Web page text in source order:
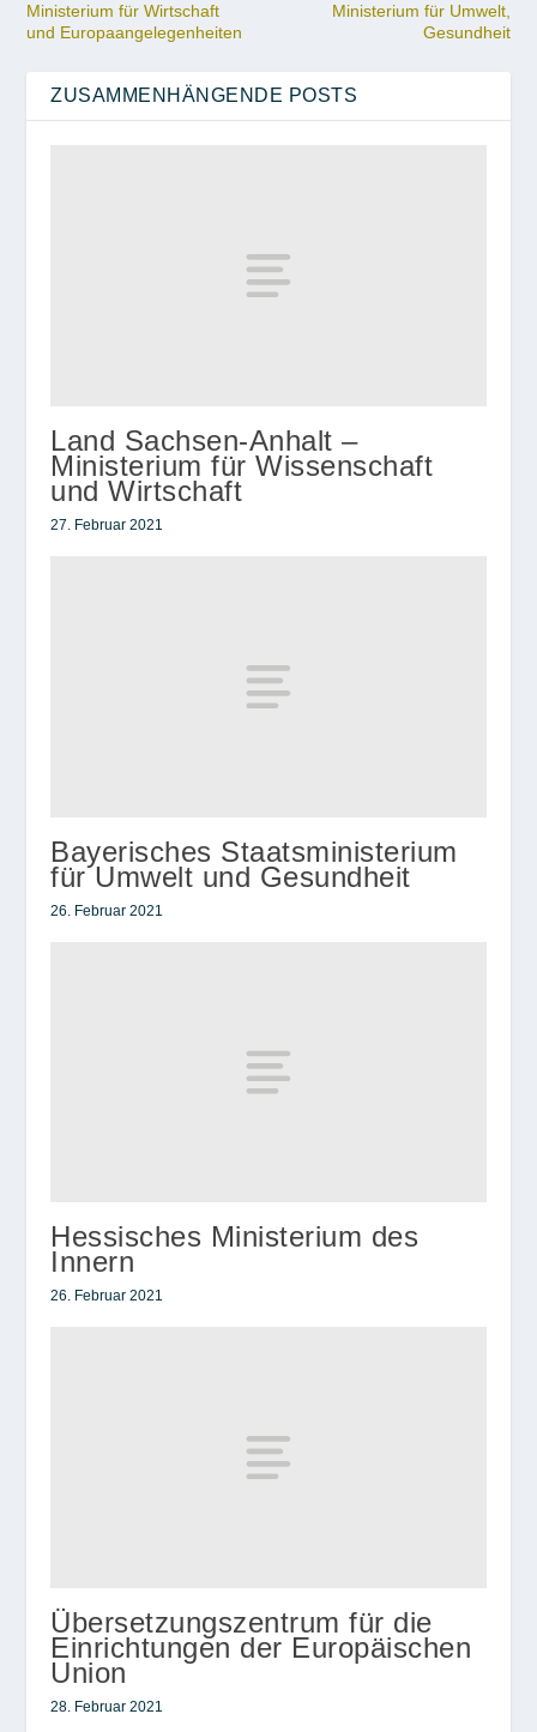
Ministerium für Wirtschaft
und Europaangelegenheiten
Ministerium für Umwelt,
Gesundheit
ZUSAMMENHÄNGENDE POSTS
Land Sachsen-Anhalt –
Ministerium für Wissenschaft
und Wirtschaft
27. Februar 2021
Bayerisches Staatsministerium
für Umwelt und Gesundheit
26. Februar 2021
Hessisches Ministerium des
Innern
26. Februar 2021
Übersetzungszentrum für die
Einrichtungen der Europäischen
Union
28. Februar 2021